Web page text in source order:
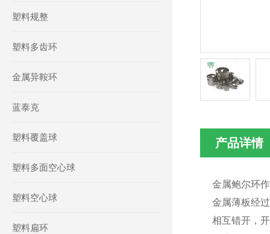
塑料规整
塑料多齿环
金属异鞍环
蓝泰克
塑料覆盖球
塑料多面空心球
塑料空心球
塑料扁环
产品详情
金属鲍尔环
金属薄板经
相互错开，